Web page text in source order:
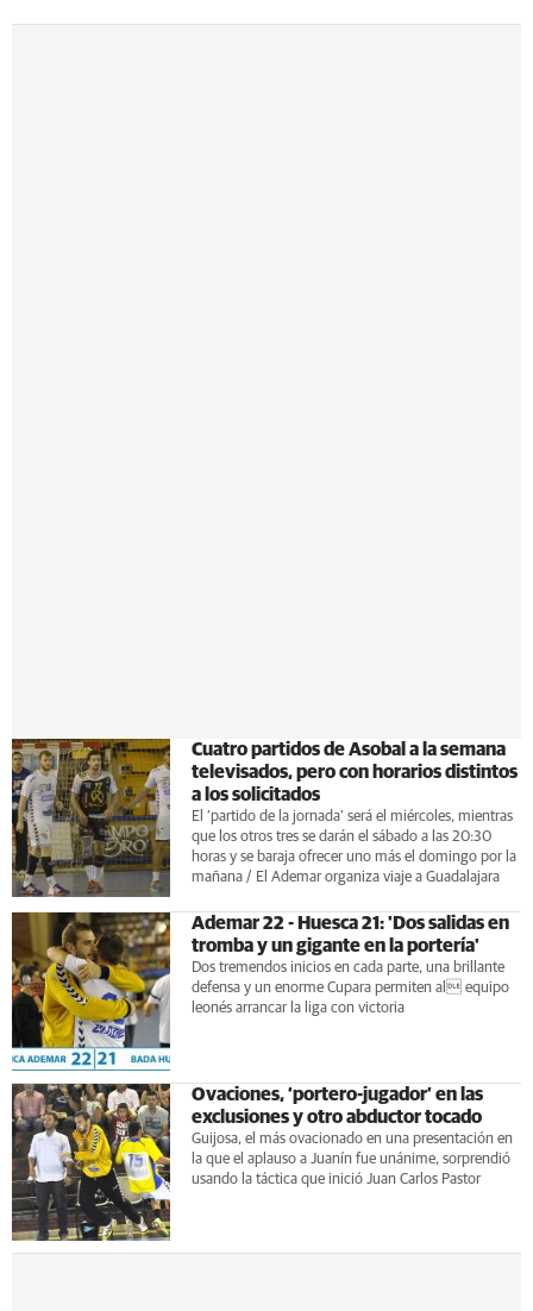
Cuatro partidos de Asobal a la semana
televisados, pero con horarios distintos
a los solicitados
El ‘partido de la jornada’ será el miércoles, mientras
que los otros tres se darán el sábado a las 20:30
horas y se baraja ofrecer uno más el domingo por la
mañana / El Ademar organiza viaje a Guadalajara
Ademar 22 - Huesca 21: 'Dos salidas en
tromba y un gigante en la portería'
Dos tremendos inicios en cada parte, una brillante
defensa y un enorme Cupara permiten al equipo
leonés arrancar la liga con victoria
Ovaciones, ‘portero-jugador’ en las
exclusiones y otro abductor tocado
Guijosa, el más ovacionado en una presentación en
la que el aplauso a Juanín fue unánime, sorprendió
usando la táctica que inició Juan Carlos Pastor